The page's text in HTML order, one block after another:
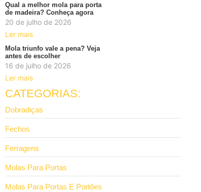
Qual a melhor mola para porta
de madeira? Conheça agora
20 de julho de 2026
Ler mais
Mola triunfo vale a pena? Veja
antes de escolher
16 de julho de 2026
Ler mais
CATEGORIAS:
Dobradiças
Fechos
Ferragens
Molas Para Portas
Molas Para Portas E Portões